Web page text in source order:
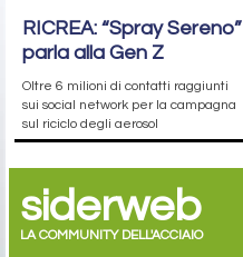
RICREA: “Spray Sereno”
parla alla Gen Z
Oltre 6 milioni di contatti raggiunti
sui social network per la campagna
sul riciclo degli aerosol
siderweb
LA COMMUNITY DELL'ACCIAIO